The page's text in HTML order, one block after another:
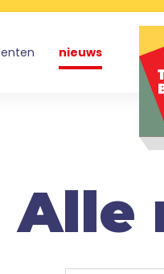
nieuws
Alle